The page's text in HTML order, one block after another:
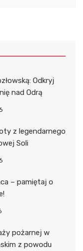
Odkryj
nad Odrą
z legendarnego
Soli
– pamiętaj o
pożarnej w
z powodu